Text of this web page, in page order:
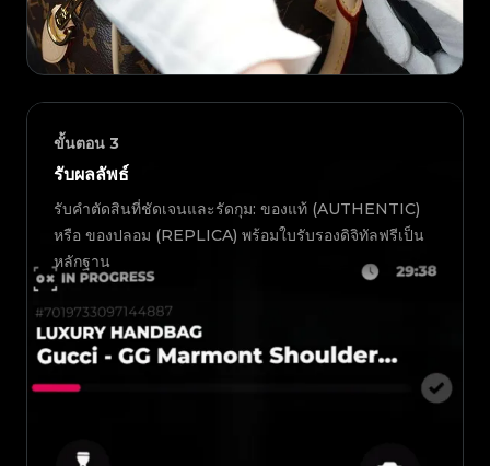
ขั้นตอน 3
รับผลลัพธ์
รับคำตัดสินที่ชัดเจนและรัดกุม: ของแท้ (AUTHENTIC)
หรือ ของปลอม (REPLICA) พร้อมใบรับรองดิจิทัลฟรีเป็น
หลักฐาน